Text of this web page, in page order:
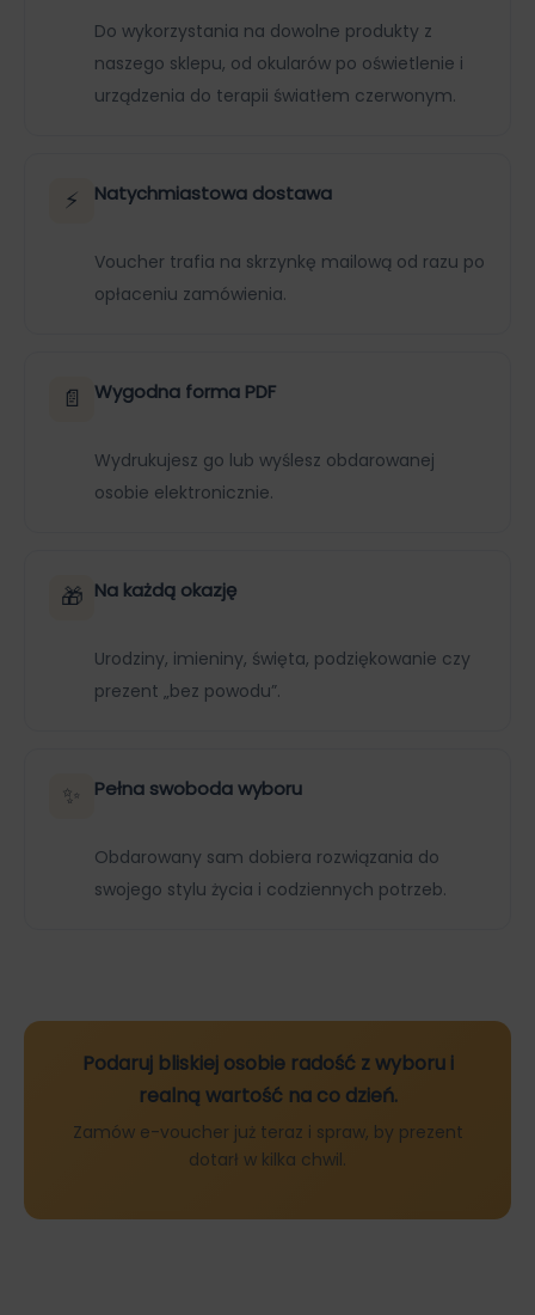
Do wykorzystania na dowolne produkty z
naszego sklepu, od okularów po oświetlenie i
urządzenia do terapii światłem czerwonym.
⚡ Natychmiastowa dostawa
Voucher trafia na skrzynkę mailową od razu po
opłaceniu zamówienia.
📄 Wygodna forma PDF
Wydrukujesz go lub wyślesz obdarowanej
osobie elektronicznie.
🎁 Na każdą okazję
Urodziny, imieniny, święta, podziękowanie czy
prezent „bez powodu”.
✨ Pełna swoboda wyboru
Obdarowany sam dobiera rozwiązania do
swojego stylu życia i codziennych potrzeb.
Podaruj bliskiej osobie radość z wyboru i
realną wartość na co dzień.
Zamów e-voucher już teraz i spraw, by prezent
dotarł w kilka chwil.